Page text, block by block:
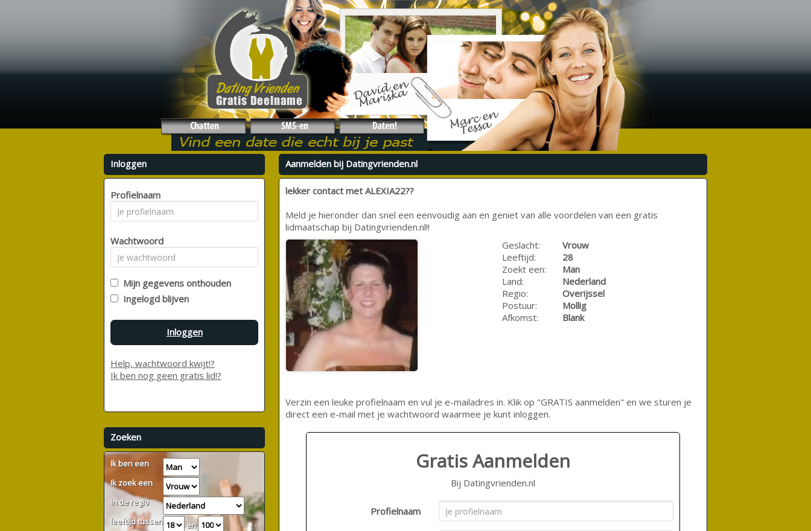
Aanmelden bij Datingvrienden.nl
lekker contact met ALEXIA22??
Meld je hieronder dan snel een eenvoudig aan en geniet van alle voordelen van een gratis
lidmaatschap bij Datingvrienden.nl!!
Geslacht:
Vrouw
Leeftijd:
28
Zoekt een:
Man
Land:
Nederland
Regio:
Overijssel
Postuur:
Mollig
Afkomst:
Blank
Verzin een leuke profielnaam en vul je e-mailadres in. Klik op "GRATIS aanmelden" en we sturen je
direct een e-mail met je wachtwoord waarmee je kunt inloggen.
Gratis Aanmelden
Bij Datingvrienden.nl
Profielnaam
Inloggen
Profielnaam
Wachtwoord
Mijn gegevens onthouden
Ingelogd blijven
Inloggen
Help, wachtwoord kwijt!?
Ik ben nog geen gratis lid!?
Zoeken
Ik ben een
Ik zoek een
In de regio
leeftijd tussen
en